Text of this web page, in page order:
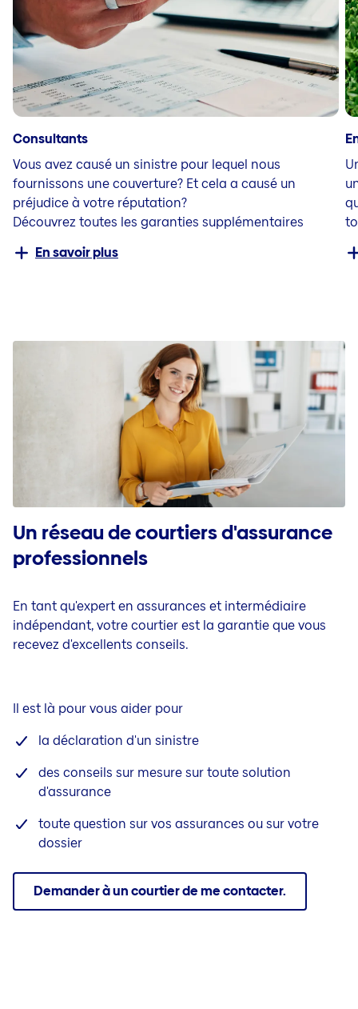
Consultants
Vous avez causé un sinistre pour lequel nous
fournissons une couverture? Et cela a causé un
préjudice à votre réputation?
Découvrez toutes les garanties supplémentaires
En savoir plus
Un réseau de courtiers d'assurance
professionnels
En tant qu'expert en assurances et intermédiaire
indépendant, votre courtier est la garantie que vous
recevez d'excellents conseils.
Il est là pour vous aider pour
la déclaration d'un sinistre
des conseils sur mesure sur toute solution
d'assurance
toute question sur vos assurances ou sur votre
dossier
Demander à un courtier de me contacter.